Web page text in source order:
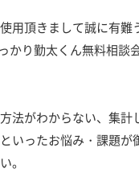
用頂きまして誠に有難
かり勤太くん無料相談
法がわからない、集計
いったお悩み・課題が
。